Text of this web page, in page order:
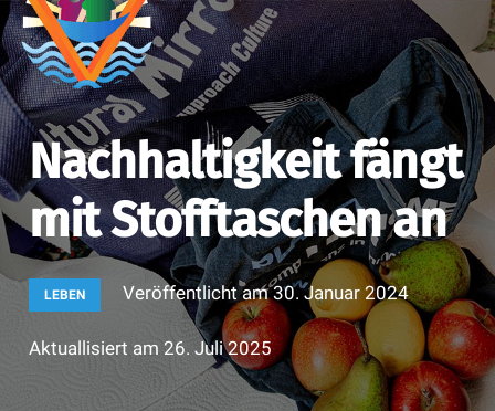
Nachhaltigkeit fängt
mit Stofftaschen an
LEBEN Veröffentlicht am30. Januar 2024
Aktuallisiert am 26. Juli 2025